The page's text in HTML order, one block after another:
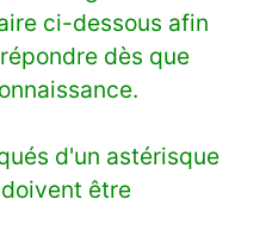
ci-dessous afin
dès que
d'un astérisque
être